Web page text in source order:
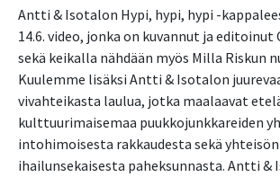
Antti & Isotalon Hypi, hypi, hypi -
14.6. video, jonka on kuvannut ja editoinut
sekä keikalla nähdään myös Milla Riskun
Kuulemme lisäksi Antti & Isotalon
vivahteikasta laulua, jotka maalaavat
kulttuurimaisemaa puukkojunkkareiden
intohimoisesta rakkaudesta sekä yhteisön
ihailunsekaisesta paheksunnasta. Antti &